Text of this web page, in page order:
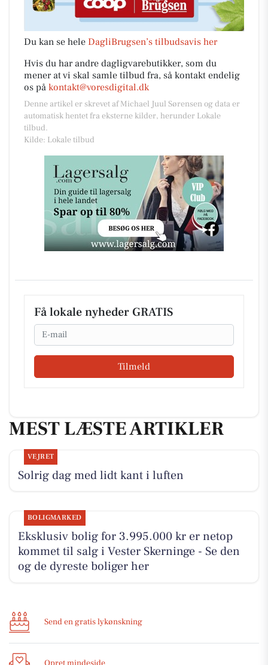
Du kan se hele DagliBrugsen’s tilbudsavis her
Hvis du har andre dagligvarebutikker, som du
mener at vi skal samle tilbud fra, så kontakt endelig
os på kontakt@voresdigital.dk
Denne artikel er skrevet af Michael Juul Sørensen og data er
automatisk hentet fra eksterne kilder, herunder Lokale
tilbud.
Kilde: Lokale tilbud
Få lokale nyheder GRATIS
Email
Tilmeld
MEST LÆSTE ARTIKLER
VEJRET
Solrig dag med lidt kant i luften
BOLIGMARKED
Eksklusiv bolig for 3.995.000 kr er netop
kommet til salg i Vester Skerninge - Se den
og de dyreste boliger her
Send en gratis lykønskning